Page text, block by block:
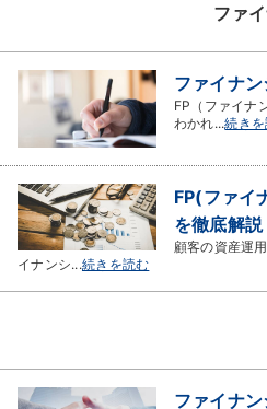
ファ
ファイナ
FP（ファイナ
わかれ...続き
FP(ファイ
を徹底解説
顧客の資産運
イナンシ...続きを読む
ファイナ